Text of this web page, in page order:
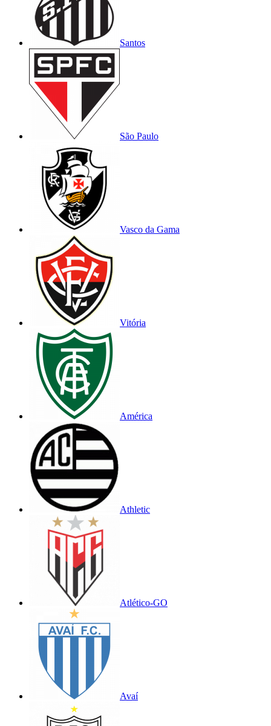
Santos
São Paulo
Vasco da Gama
Vitória
América
Athletic
Atlético-GO
Avaí